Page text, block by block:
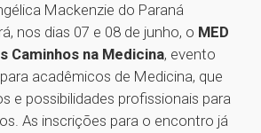
Mackenzie do Paraná
nos dias 07 e 08 de junho, o MED
Caminhos na Medicina, evento
acadêmicos de Medicina, que
e possibilidades profissionais para
As inscrições para o encontro já